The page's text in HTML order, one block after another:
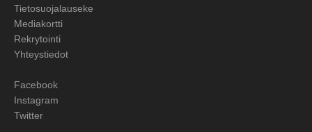
Tietosuojalauseke
Mediakortti
Rekrytointi
Yhteystiedot
Facebook
Instagram
Twitter